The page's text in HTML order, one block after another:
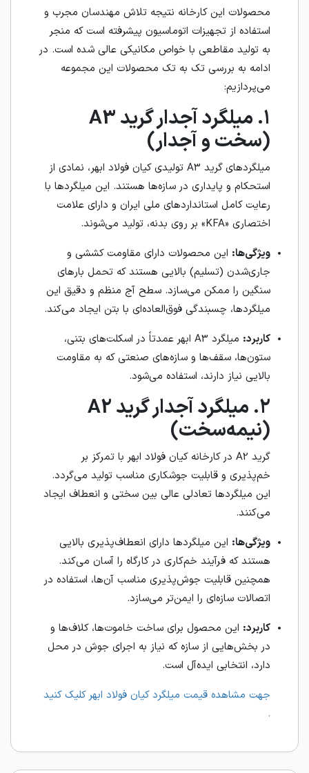
محصولات این کارخانه نتیجه تلاش مهندسان مجرب و
استفاده از تجهیزات اتوماسیون پیشرفته است که منجر
به تولید مقاطعی با خواص مکانیکی عالی شده است. در
ادامه به بررسی تک‌ به‌ تک محصولات این مجموعه
می‌پردازیم:
۱. میلگرد آجدار گرید A3
(سخت و آجدار)
میلگردهای گرید A3 تولیدی کیان فولاد ابهر، نمادی از
استحکام و پایداری در سازه‌ها هستند. این میلگردها با
رعایت کامل استانداردهای ملی ایران و دارای علامت
اختصاری «KFA» بر روی بدنه، تولید می‌شوند.
ویژگی‌ها: این محصولات دارای مقاومت کششی و
جاری‌شدن (تسلیم) بالایی هستند که تحمل بارهای
سنگین را ممکن می‌سازد. سطح آج منظم و دقیق این
میلگردها، چسبندگی فوق‌العاده‌ای با بتن ایجاد می‌کند.
کاربرد:
میلگرد A3 ابهر عمدتاً در اسکلت‌های بتنی،
ستون‌ها، سقف‌ها و سازه‌های صنعتی که به مقاومت
بالایی نیاز دارند، استفاده می‌شود.
۲. میلگرد آجدار گرید A2
(نیمه‌سخت)
گرید A2 در کارخانه کیان فولاد ابهر با تمرکز بر
خم‌پذیری و قابلیت جوشکاری مناسب تولید می‌گردد.
این میلگردها تعادلی عالی بین سختی و انعطاف ایجاد
می‌کنند.
ویژگی‌ها: این میلگردها دارای انعطاف‌پذیری بالایی
هستند که فرآیند خم‌کاری در کارگاه را آسان می‌کند.
همچنین قابلیت جوش‌پذیری مناسب آن‌ها، استفاده در
اتصالات سازه‌ای را ایمن‌تر می‌سازد.
کاربرد: این محصول برای ساخت خاموت‌ها، کلاف‌ها و
در بخش‌هایی از سازه که نیاز به اجرای جوش در محل
دارد، انتخابی ایده‌آل است.
جهت مشاهده قیمت میلگرد کیان فولاد ابهر کلیک کنید
.